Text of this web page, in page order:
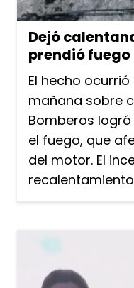
Dejó
prendió fuego
El hecho
mañana sobre
Bomberos
el fuego, que
del motor. El